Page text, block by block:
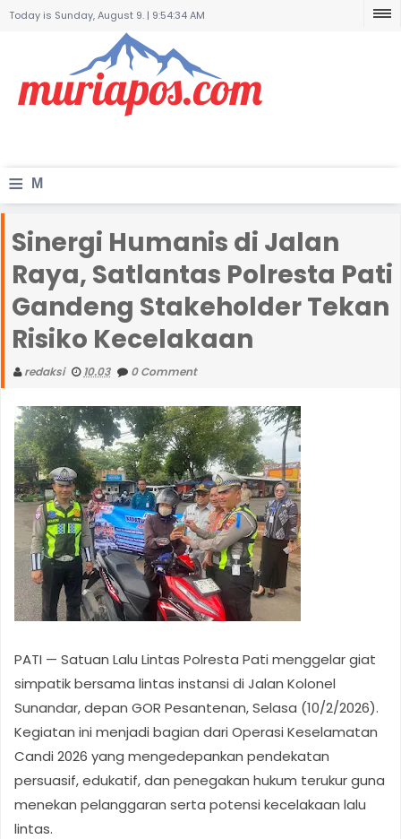
Today is Sunday, August 9. | 9:54:34 AM
≡ M
n
u
Sinergi Humanis di Jalan
Raya, Satlantas Polresta Pati
Gandeng Stakeholder Tekan
Risiko Kecelakaan
redaksi 10.03 0 Comment
PATI — Satuan Lalu Lintas Polresta Pati menggelar giat
simpatik bersama lintas instansi di Jalan Kolonel
Sunandar, depan GOR Pesantenan, Selasa (10/2/2026).
Kegiatan ini menjadi bagian dari Operasi Keselamatan
Candi 2026 yang mengedepankan pendekatan
persuasif, edukatif, dan penegakan hukum terukur guna
menekan pelanggaran serta potensi kecelakaan lalu
lintas.